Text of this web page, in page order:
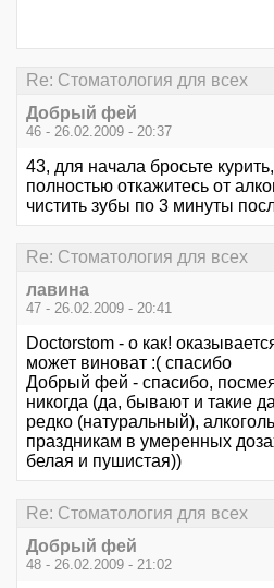
Re: Стоматология для всех
Добрый фей
46 - 26.02.2009 - 20:37
43, для начала бросьте
полностью откажитесь от
чистить зубы по 3 минуты
Re: Стоматология для всех
лавина
47 - 26.02.2009 - 20:41
Doctorstom - о как!
может виноват :( спасибо
Добрый фей - спасибо,
никогда (да, бывают и такие
редко (натуральный),
праздникам в умеренных
белая и пушистая))
Re: Стоматология для всех
Добрый фей
48 - 26.02.2009 - 21:02